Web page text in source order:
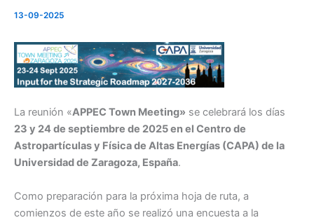
13-09-2025
La reunión «APPEC Town Meeting» se celebrará los días
23 y 24 de septiembre de 2025 en el Centro de
Astropartículas y Física de Altas Energías (CAPA) de la
Universidad de Zaragoza, España.
Como preparación para la próxima hoja de ruta, a
comienzos de este año se realizó una encuesta a la